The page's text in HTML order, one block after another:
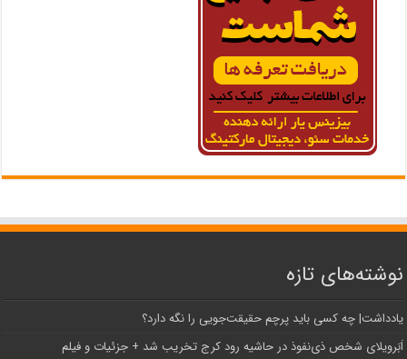
نوشته‌های تازه
یادداشت| ‌چه کسی باید پرچم حقیقت‌جویی را نگه دارد؟
اَبَر‌ویلای شخص ذی‌نفوذ در حاشیه‌ رود کرج تخریب شد + جزئیات و فیلم